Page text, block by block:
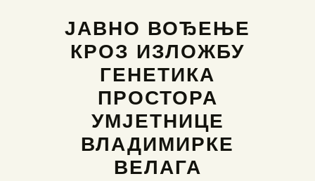
БАНСКИ ДВОР
ФОТОГРАФИЈЕ
ВИДЕО
КОНТАКТ
ЈАВНО ВОЂЕЊЕ
КРОЗ ИЗЛОЖБУ
ГЕНЕТИКА
ПРОСТОРА
УМЈЕТНИЦЕ
ВЛАДИМИРКЕ
ВЕЛАГА